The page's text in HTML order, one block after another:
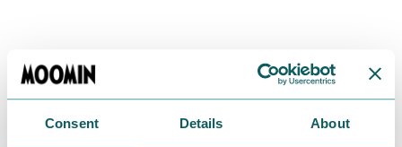
Consent Details About
【開催概要】「雨の日限定プレゼ
ントキャンペーン」